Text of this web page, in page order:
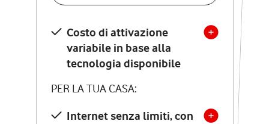
Costo di attivazione
variabile in base alla
tecnologia disponibile
PER LA TUA CASA:
Internet senza limiti, con
Costo di attivazione
variabile in base alla
tecnologia disponibile
PER LA TUA CASA:
Internet senza limiti, con
la migliore tecnologia